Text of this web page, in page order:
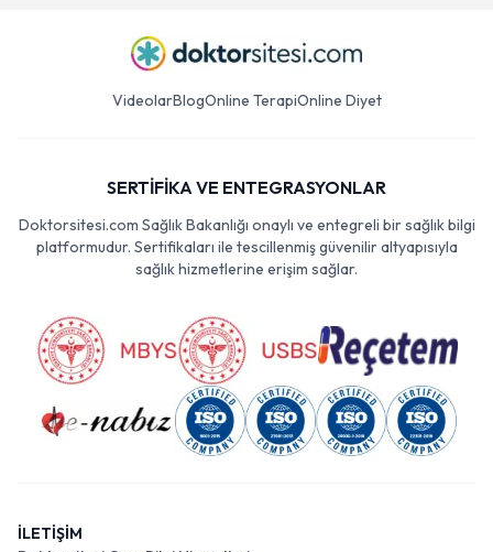
VideolarBlogOnline TerapiOnline Diyet
SERTİFİKA VE ENTEGRASYONLAR
Doktorsitesi.com Sağlık Bakanlığı onaylı ve entegreli bir sağlık bilgi
platformudur. Sertifikaları ile tescillenmiş güvenilir altyapısıyla
sağlık hizmetlerine erişim sağlar.
İLETİŞİM